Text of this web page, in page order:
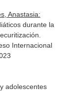
Anastasia:
durante la
Internacional
adolescentes